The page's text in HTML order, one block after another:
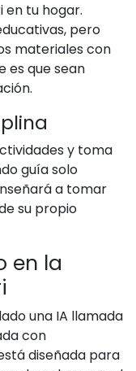
tu hogar.
pero
materiales con
es que sean
y toma
guía solo
a tomar
su propio
en la
una IA llamada
con
diseñada para